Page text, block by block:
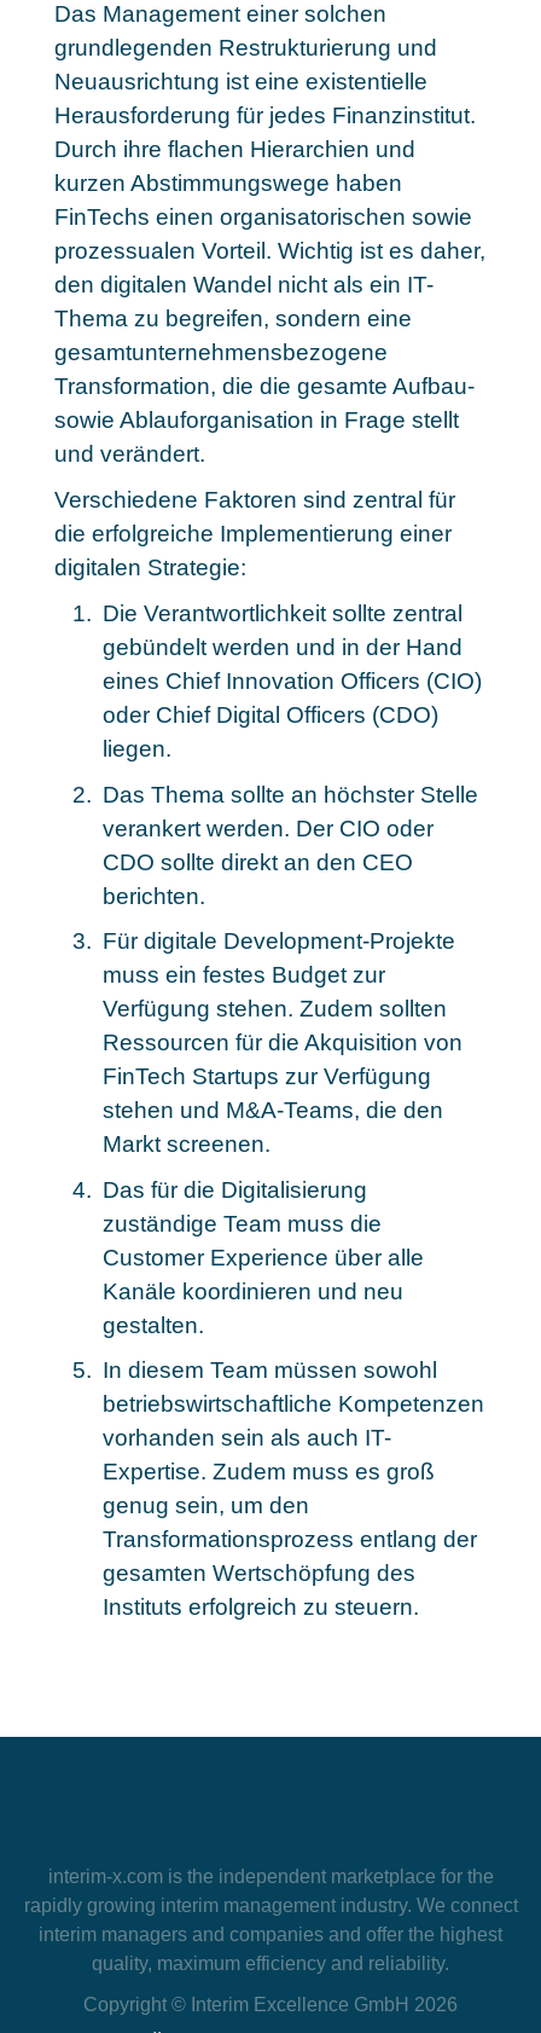
Das Management einer solchen
grundlegenden Restrukturierung und
Neuausrichtung ist eine existentielle
Herausforderung für jedes Finanzinstitut.
Durch ihre flachen Hierarchien und
kurzen Abstimmungswege haben
FinTechs einen organisatorischen sowie
prozessualen Vorteil. Wichtig ist es daher,
den digitalen Wandel nicht als ein IT-
Thema zu begreifen, sondern eine
gesamtunternehmensbezogene
Transformation, die die gesamte Aufbau-
sowie Ablauforganisation in Frage stellt
und verändert.
Verschiedene Faktoren sind zentral für
die erfolgreiche Implementierung einer
digitalen Strategie:
Die Verantwortlichkeit sollte zentral
gebündelt werden und in der Hand
eines Chief Innovation Officers (CIO)
oder Chief Digital Officers (CDO)
liegen.
Das Thema sollte an höchster Stelle
verankert werden. Der CIO oder
CDO sollte direkt an den CEO
berichten.
Für digitale Development-Projekte
muss ein festes Budget zur
Verfügung stehen. Zudem sollten
Ressourcen für die Akquisition von
FinTech Startups zur Verfügung
stehen und M&A-Teams, die den
Markt screenen.
Das für die Digitalisierung
zuständige Team muss die
Customer Experience über alle
Kanäle koordinieren und neu
gestalten.
In diesem Team müssen sowohl
betriebswirtschaftliche Kompetenzen
vorhanden sein als auch IT-
Expertise. Zudem muss es groß
genug sein, um den
Transformationsprozess entlang der
gesamten Wertschöpfung des
Instituts erfolgreich zu steuern.
interim-x.comis the independent marketplace for the
rapidly growing interim management industry. We connect
interim managers and companies and offer the highest
quality, maximum efficiency and reliability.
Copyright © Interim Excellence GmbH 2026